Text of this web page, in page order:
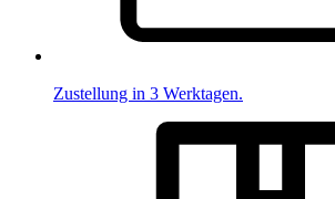
Zustellung in 3 Werktagen.